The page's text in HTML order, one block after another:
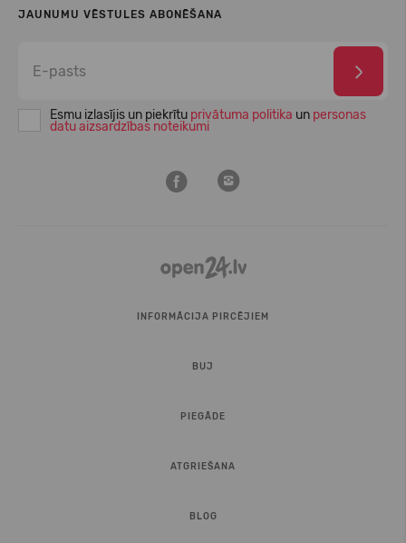
JAUNUMU VĒSTULES ABONĒŠANA
Esmu izlasījis un piekrītu privātuma politika un personas
datu aizsardzības noteikumi
INFORMĀCIJA PIRCĒJIEM
BUJ
PIEGĀDE
ATGRIEŠANA
BLOG